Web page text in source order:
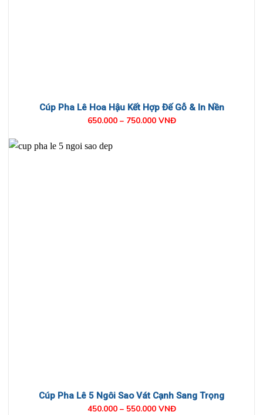
Cúp Pha Lê Hoa Hậu Kết Hợp Đế Gỗ & In Nền
650.000 – 750.000 VNĐ
Cúp Pha Lê 5 Ngôi Sao Vát Cạnh Sang Trọng
450.000 – 550.000 VNĐ